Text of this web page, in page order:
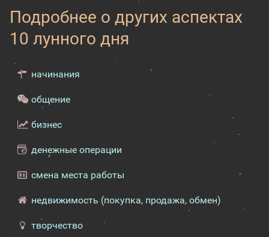
Подробнее о других аспектах
10 лунного дня
начинания
общение
бизнес
денежные операции
смена места работы
недвижимость (покупка, продажа, обмен)
творчество